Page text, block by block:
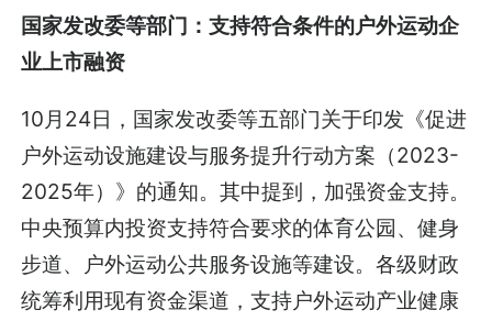
国家发改委等部门：支持符合条件的户外运动企
业上市融资
10月24日，国家发改委等五部门关于印发《促进
户外运动设施建设与服务提升行动方案（2023-
2025年）》的通知。其中提到，加强资金支持。
中央预算内投资支持符合要求的体育公园、健身
步道、户外运动公共服务设施等建设。各级财政
统筹利用现有资金渠道，支持户外运动产业健康